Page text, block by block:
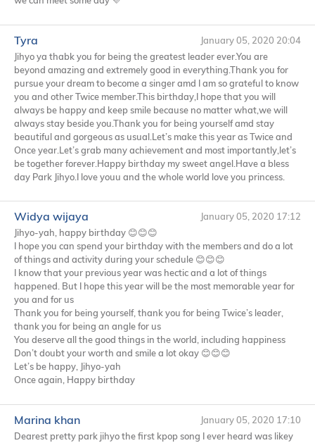
Tyra
January 05, 2020 20:04
Jihyo ya thabk you for being the greatest leader ever.You are
beyond amazing and extremely good in everything.Thank you for
pursue your dream to become a singer amd I am so grateful to know
you and other Twice member.This birthday,I hope that you will
always be happy and keep smile because no matter what,we will
always stay beside you.Thank you for being yourself amd stay
beautiful and gorgeous as usual.Let’s make this year as Twice and
Once year.Let’s grab many achievement and most importantly,let’s
be together forever.Happy birthday my sweet angel.Have a bless
day Park Jihyo.I love youu and the whole world love you princess.
Widya wijaya
January 05, 2020 17:12
Jihyo-yah, happy birthday 😊😊😊
I hope you can spend your birthday with the members and do a lot
of things and activity during your schedule 😊😊😊
I know that your previous year was hectic and a lot of things
happened. But I hope this year will be the most memorable year for
you and for us
Thank you for being yourself, thank you for being Twice’s leader,
thank you for being an angle for us
You deserve all the good things in the world, including happiness
Don’t doubt your worth and smile a lot okay 😊😊😊
Let’s be happy, Jihyo-yah
Once again, Happy birthday
Marina khan
January 05, 2020 17:10
Dearest pretty park jihyo the first kpop song I ever heard was likey